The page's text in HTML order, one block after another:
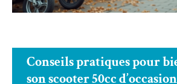
Conseils pratiques pour
son scooter 50cc d’occasion